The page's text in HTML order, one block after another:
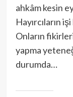
ahkâm kesin
Hayırcıların
Onların
yapma
durumda…